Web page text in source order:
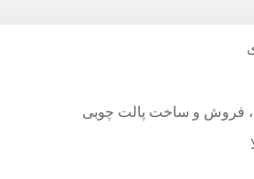
فروش و ساخت پالت چوبی